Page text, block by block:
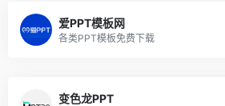
爱PPT模板网
各类PPT模板免费下载
变色龙PPT